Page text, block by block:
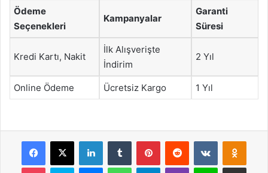
Ödeme
Seçenekleri
Kampanyalar
Garanti
Süresi
Kredi Kartı, Nakit
İlk Alışverişte
İndirim
2 Yıl
Online Ödeme Ücretsiz Kargo 1 Yıl
Facebook
X LinkedInTumblr PinterestReddit VKontakte
Pocket Skype MessengerWhatsAppTelegramViber Line E-Posta ile